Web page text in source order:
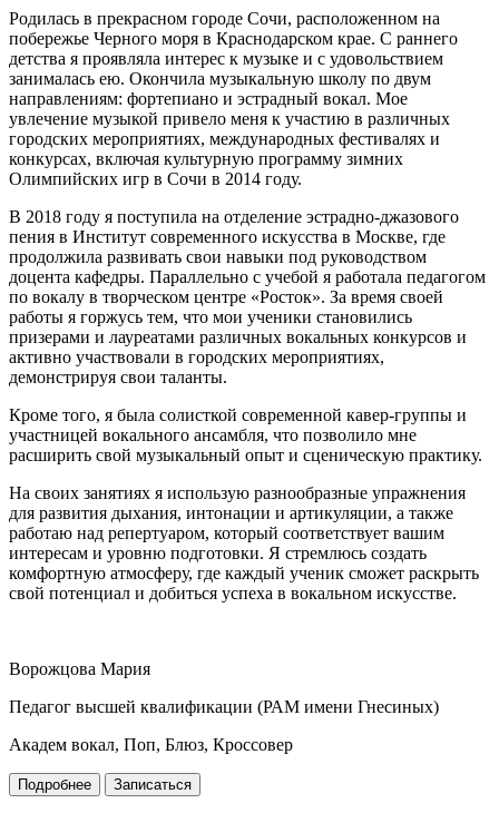
Родилась в прекрасном городе Сочи, расположенном на
побережье Черного моря в Краснодарском крае. С раннего
детства я проявляла интерес к музыке и с удовольствием
занималась ею. Окончила музыкальную школу по двум
направлениям: фортепиано и эстрадный вокал. Мое
увлечение музыкой привело меня к участию в различных
городских мероприятиях, международных фестивалях и
конкурсах, включая культурную программу зимних
Олимпийских игр в Сочи в 2014 году.
В 2018 году я поступила на отделение эстрадно-джазового
пения в Институт современного искусства в Москве, где
продолжила развивать свои навыки под руководством
доцента кафедры. Параллельно с учебой я работала педагогом
по вокалу в творческом центре «Росток». За время своей
работы я горжусь тем, что мои ученики становились
призерами и лауреатами различных вокальных конкурсов и
активно участвовали в городских мероприятиях,
демонстрируя свои таланты.
Кроме того, я была солисткой современной кавер-группы и
участницей вокального ансамбля, что позволило мне
расширить свой музыкальный опыт и сценическую практику.
На своих занятиях я использую разнообразные упражнения
для развития дыхания, интонации и артикуляции, а также
работаю над репертуаром, который соответствует вашим
интересам и уровню подготовки. Я стремлюсь создать
комфортную атмосферу, где каждый ученик сможет раскрыть
свой потенциал и добиться успеха в вокальном искусстве.
Ворожцова Мария
Педагог высшей квалификации (РАМ имени Гнесиных)
Академ вокал, Поп, Блюз, Кроссовер
Подробнее Записаться